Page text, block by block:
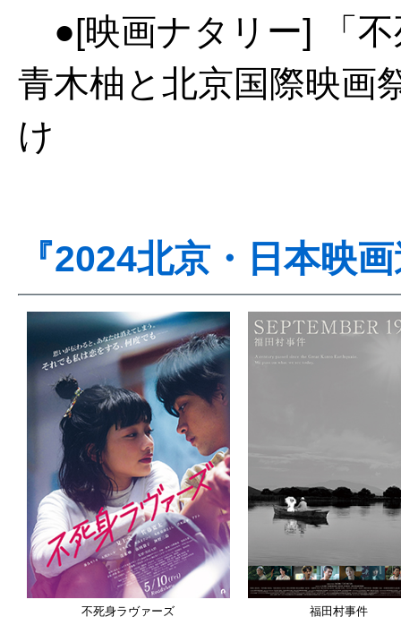
●[映画ナタリー] 「不
青木柚と北京国際映画
け
『2024北京・日本映
不死身ラヴァーズ 福田村事件